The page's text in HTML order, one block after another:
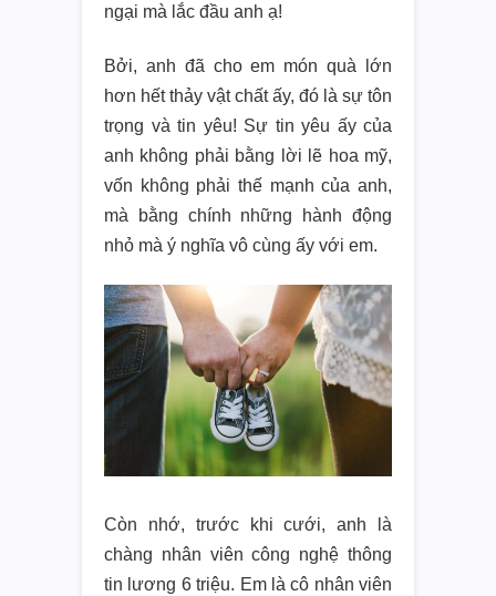
ngại mà lắc đầu anh ạ!
Bởi, anh đã cho em món quà lớn
hơn hết thảy vật chất ấy, đó là sự tôn
trọng và tin yêu! Sự tin yêu ấy của
anh không phải bằng lời lẽ hoa mỹ,
vốn không phải thế mạnh của anh,
mà bằng chính những hành động
nhỏ mà ý nghĩa vô cùng ấy với em.
Còn nhớ, trước khi cưới, anh là
chàng nhân viên công nghệ thông
tin lương 6 triệu. Em là cô nhân viên